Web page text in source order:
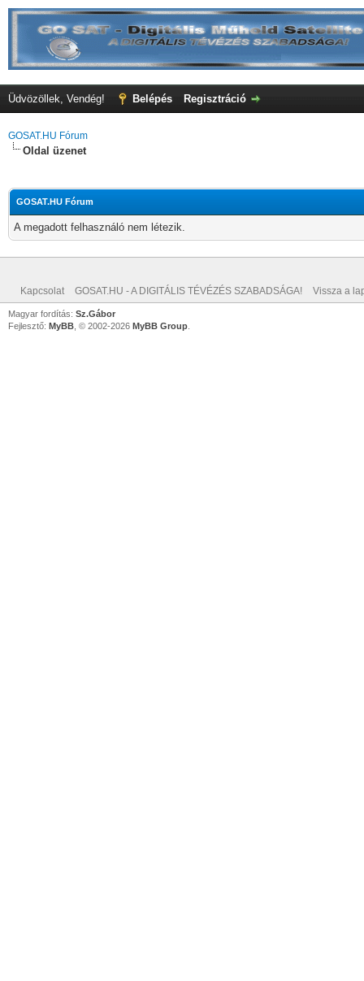
Üdvözöllek, Vendég! Belépés Regisztráció
GOSAT.HU Fórum
Oldal üzenet
GOSAT.HU Fórum
A megadott felhasználó nem létezik.
Kapcsolat GOSAT.HU - A DIGITÁLIS TÉVÉZÉS SZABADSÁGA! Vissza a
Magyar fordítás: Sz.Gábor
Fejlesztő: MyBB , © 2002-2026 MyBB Group